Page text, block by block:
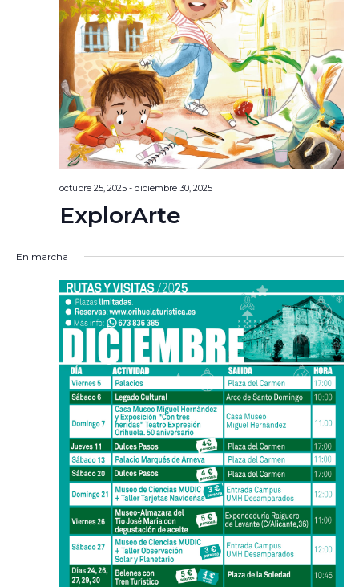
octubre 25, 2025- diciembre 30, 2025
ExplorArte
En marcha